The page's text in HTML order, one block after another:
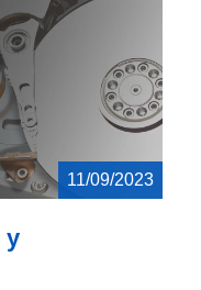
11/09/2023
y